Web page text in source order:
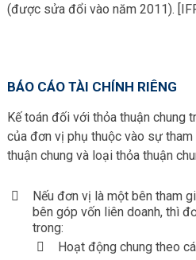
(được sửa đổi vào năm 2011).
BÁO CÁO TÀI CHÍNH RIÊNG
Kế toán đối với thỏa thuận chung
của đơn vị phụ thuộc vào sự
thuận chung và loại thỏa thuận
Nếu đơn vị là một bên tham
bên góp vốn liên doanh, thì
trong:
Hoạt động chung theo